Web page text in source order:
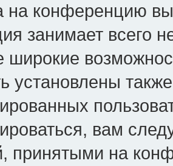
на конференцию
занимает всего
широкие
установлены
вам
принятыми на